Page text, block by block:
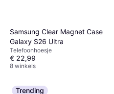
Samsung Clear Magnet Case
Galaxy S26 Ultra
Telefoonhoesje
€ 22,99
8 winkels
Trending